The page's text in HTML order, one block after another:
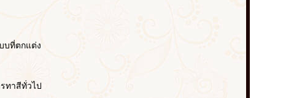
บที่ตกแต่ง
ทาสีทั่วไป